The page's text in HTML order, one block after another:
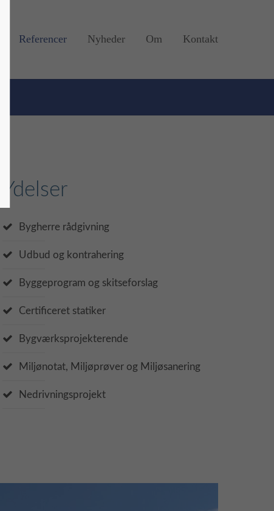
Referencer Nyheder Om Kontakt
Ydelser
Bygherre rådgivning
Udbud og kontrahering
Byggeprogram og skitseforslag
Certificeret statiker
Bygværksprojekterende
Miljønotat, Miljøprøver og Miljøsanering
Nedrivningsprojekt